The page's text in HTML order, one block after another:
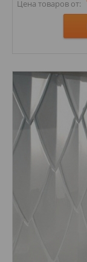
Цена товаров от:
Стили: Мозаика;